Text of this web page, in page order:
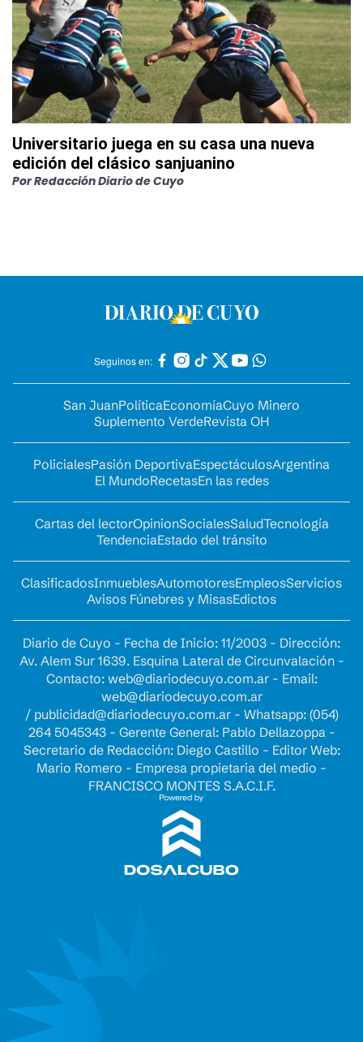
Universitario juega en su casa una nueva
edición del clásico sanjuanino
PorRedacción Diario de Cuyo
Seguinos en:
San JuanPolíticaEconomíaCuyo Minero
Suplemento VerdeRevista OH
PolicialesPasión DeportivaEspectáculosArgentina
El MundoRecetasEn las redes
Cartas del lectorOpinionSocialesSaludTecnología
TendenciaEstado del tránsito
ClasificadosInmueblesAutomotoresEmpleosServicios
Avisos Fúnebres y MisasEdictos
Diario de Cuyo - Fecha de Inicio: 11/2003 - Dirección:
Av. Alem Sur 1639. Esquina Lateral de Circunvalación -
Contacto: web@diariodecuyo.com.ar- Email:
web@diariodecuyo.com.ar
/ publicidad@diariodecuyo.com.ar- Whatsapp: (054)
264 5045343 - Gerente General: Pablo Dellazoppa -
Secretario de Redacción: Diego Castillo - Editor Web:
Mario Romero - Empresa propietaria del medio -
FRANCISCO MONTES S.A.C.I.F.